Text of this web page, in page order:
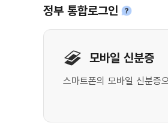
정부 통합로그인
안내
개인 로그인
모바일 신분증
스마트폰의 모바일 신분증